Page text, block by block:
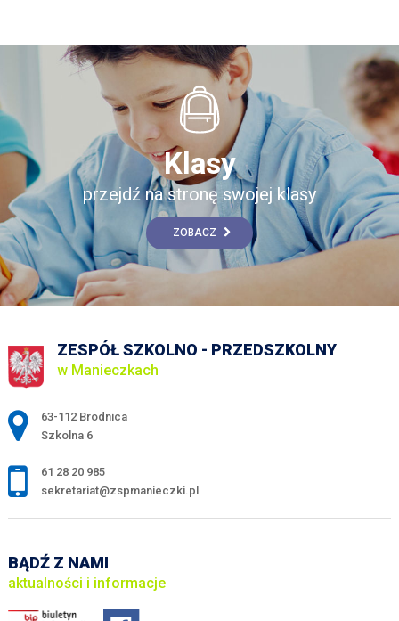
Klasy
przejdź na stronę swojej klasy
ZOBACZ
ZESPÓŁ SZKOLNO - PRZEDSZKOLNY
w Manieczkach
Adres pocztowy:
63-112 Brodnica
Szkolna 6
61 28 20 985
sekretariat@zspmanieczki.pl
BĄDŹ Z NAMI
aktualności i informacje